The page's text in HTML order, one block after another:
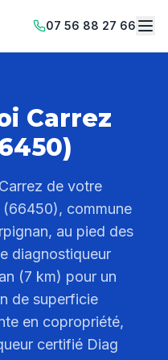
07 56 88 27 66
Carrez
de votre
commune
au pied des
diagnostiqueur
(7 km) pour un
de superficie
en copropriété,
certifié Diag